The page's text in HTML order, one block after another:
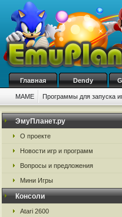
Главная Dendy
MAME Программы для запуска
ЭмуПланет.ру
О проекте
Новости игр и программ
Вопросы и предложения
Мини Игры
Консоли
Atari 2600